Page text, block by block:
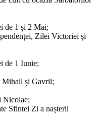
de 1 și 2 Mai;
Zilei Victoriei și
de 1 Iunie;
Mihail și Gavril;
Nicolae;
Sfintei Zi a nașterii